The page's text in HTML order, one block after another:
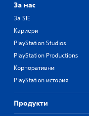
За нас
За SIE
Кариери
PlayStation Studios
PlayStation Productions
Корпоративни
PlayStation история
Продукти